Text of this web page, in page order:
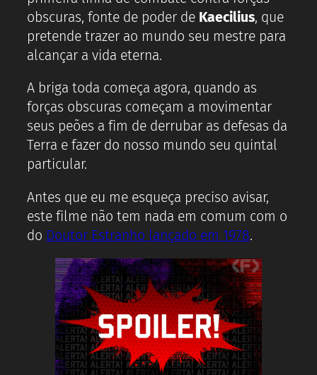
obscuras, fonte de poder de Kaecilius, que
pretende trazer ao mundo seu mestre para
alcançar a vida eterna.
A briga toda começa agora, quando as
forças obscuras começam a movimentar
seus peões a fim de derrubar as defesas da
Terra e fazer do nosso mundo seu quintal
particular.
Antes que eu me esqueça preciso avisar,
este filme não tem nada em comum com o
do Doutor Estranho lançado em 1978.